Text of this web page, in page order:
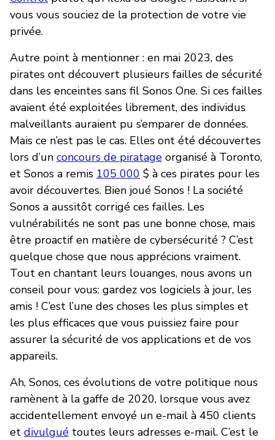
vous vous souciez de la protection de votre vie
privée.
Autre point à mentionner : en mai 2023, des
pirates ont découvert plusieurs failles de sécurité
dans les enceintes sans fil Sonos One. Si ces failles
avaient été exploitées librement, des individus
malveillants auraient pu s’emparer de données.
Mais ce n’est pas le cas. Elles ont été découvertes
lors d’un concours de piratage organisé à Toronto,
et Sonos a remis 105 000 $ à ces pirates pour les
avoir découvertes. Bien joué Sonos ! La société
Sonos a aussitôt corrigé ces failles. Les
vulnérabilités ne sont pas une bonne chose, mais
être proactif en matière de cybersécurité ? C’est
quelque chose que nous apprécions vraiment.
Tout en chantant leurs louanges, nous avons un
conseil pour vous: gardez vos logiciels à jour, les
amis ! C’est l’une des choses les plus simples et
les plus efficaces que vous puissiez faire pour
assurer la sécurité de vos applications et de vos
appareils.
Ah, Sonos, ces évolutions de votre politique nous
ramènent à la gaffe de 2020, lorsque vous avez
accidentellement envoyé un e-mail à 450 clients
et divulgué toutes leurs adresses e-mail. C’est le